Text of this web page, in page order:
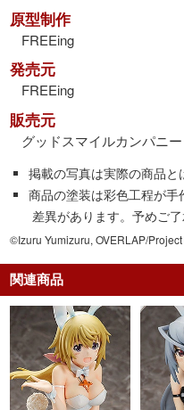
原型制作
FREEing
発売元
FREEing
販売元
グッドスマイルカンパニー
掲載の写真は実際の商品と
商品の塗装は彩色工程が
差異があります。予めご了
©Izuru Yumizuru, OVERLAP/
関連商品